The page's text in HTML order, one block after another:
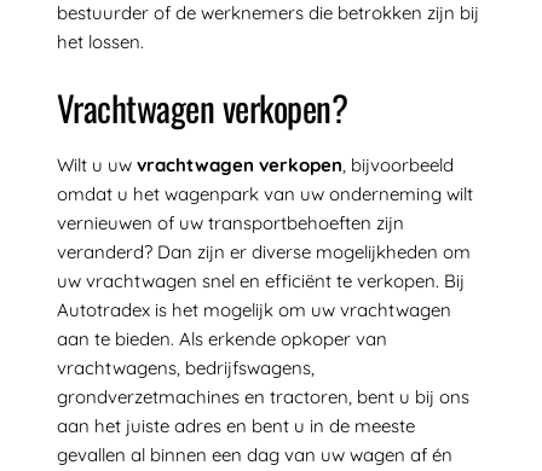
bestuurder of de werknemers die betrokken zijn bij
het lossen.
Vrachtwagen verkopen?
Wilt u uw vrachtwagen verkopen, bijvoorbeeld
omdat u het wagenpark van uw onderneming wilt
vernieuwen of uw transportbehoeften zijn
veranderd? Dan zijn er diverse mogelijkheden om
uw vrachtwagen snel en efficiënt te verkopen. Bij
Autotradex is het mogelijk om uw vrachtwagen
aan te bieden. Als erkende opkoper van
vrachtwagens, bedrijfswagens,
grondverzetmachines en tractoren, bent u bij ons
aan het juiste adres en bent u in de meeste
gevallen al binnen een dag van uw wagen af én